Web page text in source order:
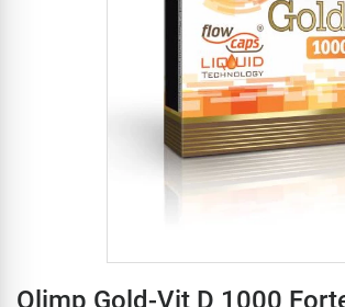
Olimp Gold-Vit D 1000